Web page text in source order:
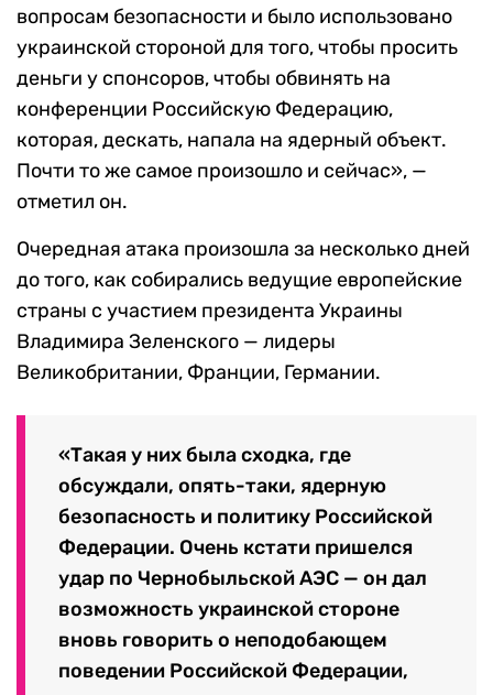
вопросам безопасности и было использовано
украинской стороной для того, чтобы просить
деньги у спонсоров, чтобы обвинять на
конференции Российскую Федерацию,
которая, дескать, напала на ядерный объект.
Почти то же самое произошло и сейчас», —
отметил он.
Очередная атака произошла за несколько дней
до того, как собирались ведущие европейские
страны с участием президента Украины
Владимира Зеленского — лидеры
Великобритании, Франции, Германии.
«Такая у них была сходка, где
обсуждали, опять-таки, ядерную
безопасность и политику Российской
Федерации. Очень кстати пришелся
удар по Чернобыльской АЭС — он дал
возможность украинской стороне
вновь говорить о неподобающем
поведении Российской Федерации,